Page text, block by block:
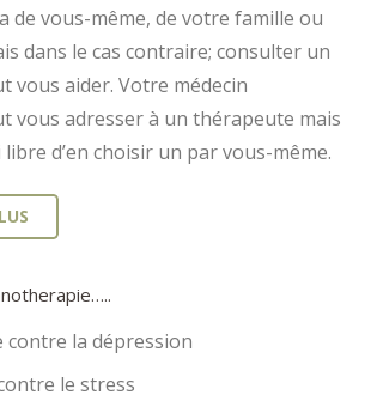
de vous-même, de votre famille ou
dans le cas contraire; consulter un
vous aider. Votre médecin
vous adresser à un thérapeute mais
d’en choisir un par vous-même.
contre la dépression
le stress